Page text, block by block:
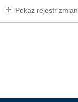
Pokaż rejestr zmian